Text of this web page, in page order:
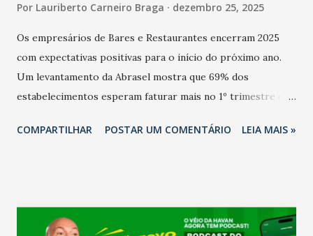
Por Lauriberto Carneiro Braga dezembro 25, 2025
Os empresários de Bares e Restaurantes encerram 2025
com expectativas positivas para o início do próximo ano.
Um levantamento da Abrasel mostra que 69% dos
estabelecimentos esperam faturar mais no 1º trimestre de
relação ao último trimestre deste ano, 56% também
confraternizações de fim de ano e pelo pagamento do 13º
Salário para um número maior de trabalhadores, já que o
COMPARTILHAR POSTAR UM COMENTÁRIO LEIA MAIS »